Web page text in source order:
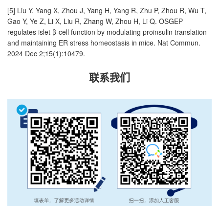
[5] Liu Y, Yang X, Zhou J, Yang H, Yang R, Zhu P, Zhou R, Wu T,
Gao Y, Ye Z, Li X, Liu R, Zhang W, Zhou H, Li Q. OSGEP
regulates islet β-cell function by modulating proinsulin translation
and maintaining ER stress homeostasis in mice. Nat Commun.
2024 Dec 2;15(1):10479.
联系我们